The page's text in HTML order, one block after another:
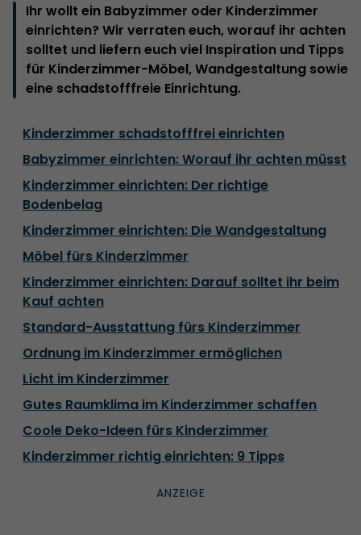
Ihr wollt ein Babyzimmer oder Kinderzimmer
einrichten? Wir verraten euch, worauf ihr achten
solltet und liefern euch viel Inspiration und Tipps
für Kinderzimmer-Möbel, Wandgestaltung sowie
eine schadstofffreie Einrichtung.
Kinderzimmer schadstofffrei einrichten
Babyzimmer einrichten: Worauf ihr achten müsst
Kinderzimmer einrichten: Der richtige
Bodenbelag
Kinderzimmer einrichten: Die Wandgestaltung
Möbel fürs Kinderzimmer
Kinderzimmer einrichten: Darauf solltet ihr beim
Kauf achten
Standard-Ausstattung fürs Kinderzimmer
Ordnung im Kinderzimmer ermöglichen
Licht im Kinderzimmer
Gutes Raumklima im Kinderzimmer schaffen
Coole Deko-Ideen fürs Kinderzimmer
Kinderzimmer richtig einrichten: 9 Tipps